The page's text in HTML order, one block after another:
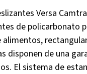
Versa
de policarbonato
disponen de una
El sistema de